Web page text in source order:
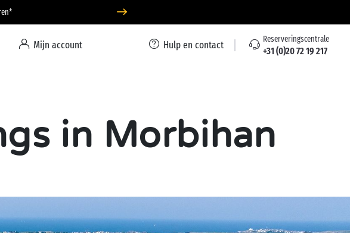
Mijn account Hulp en contact Reserveringscentrale
+31 (0)20 72 19 217
in Morbihan